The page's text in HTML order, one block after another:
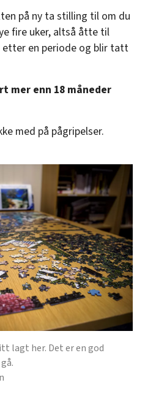
på ny ta stilling til om du
fire uker, altså åtte til
en periode og blir tatt
mer enn 18 måneder
med på pågripelser.
lagt her. Det er en god